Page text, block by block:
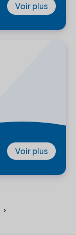
Voir plus
Voir plus
›